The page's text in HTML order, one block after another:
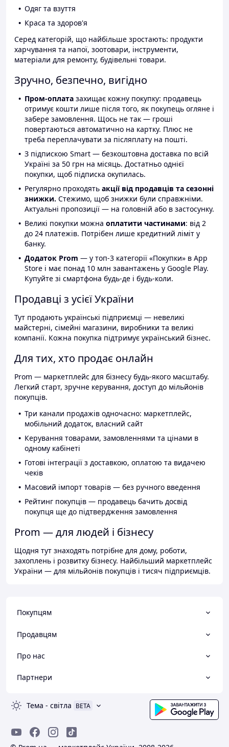
Одяг та взуття
Краса та здоров'я
Серед категорій, що найбільше зростають: продукти
харчування та напої, зоотовари, інструменти,
матеріали для ремонту, будівельні товари.
Зручно, безпечно, вигідно
Пром-оплата захищає кожну покупку: продавець
отримує кошти лише після того, як покупець огляне і
забере замовлення. Щось не так — гроші
повертаються автоматично на картку. Плюс не
треба переплачувати за післяплату на пошті.
З підпискою Smart — безкоштовна доставка по всій
Україні за 50 грн на місяць. Достатньо однієї
покупки, щоб підписка окупилась.
Регулярно проходять акції від продавців та сезонні
знижки. Стежимо, щоб знижки були справжніми.
Актуальні пропозиції — на головній або в застосунку.
Великі покупки можна оплатити частинами: від 2
до 24 платежів. Потрібен лише кредитний ліміт у
банку.
Додаток Prom — у топ-3 категорії «Покупки» в App
Store і має понад 10 млн завантажень у Google Play.
Купуйте зі смартфона будь-де і будь-коли.
Продавці з усієї України
Тут продають українські підприємці — невеликі
майстерні, сімейні магазини, виробники та великі
компанії. Кожна покупка підтримує український бізнес.
Для тих, хто продає онлайн
Prom — маркетплейс для бізнесу будь-якого масштабу.
Легкий старт, зручне керування, доступ до мільйонів
покупців.
Три канали продажів одночасно: маркетплейс,
мобільний додаток, власний сайт
Керування товарами, замовленнями та цінами в
одному кабінеті
Готові інтеграції з доставкою, оплатою та видачею
чеків
Масовий імпорт товарів — без ручного введення
Рейтинг покупців — продавець бачить досвід
покупця ще до підтвердження замовлення
Prom — для людей і бізнесу
Щодня тут знаходять потрібне для дому, роботи,
захоплень і розвитку бізнесу. Найбільший маркетплейс
України — для мільйонів покупців і тисяч підприємців.
Покупцям
Продавцям
Про нас
Партнери
Тема - світла BETA